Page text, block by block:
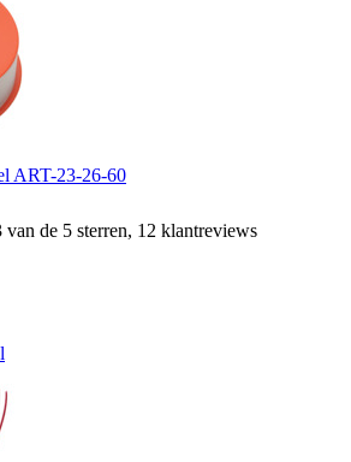
ART-23-26-60
van de 5 sterren, 12 klantreviews